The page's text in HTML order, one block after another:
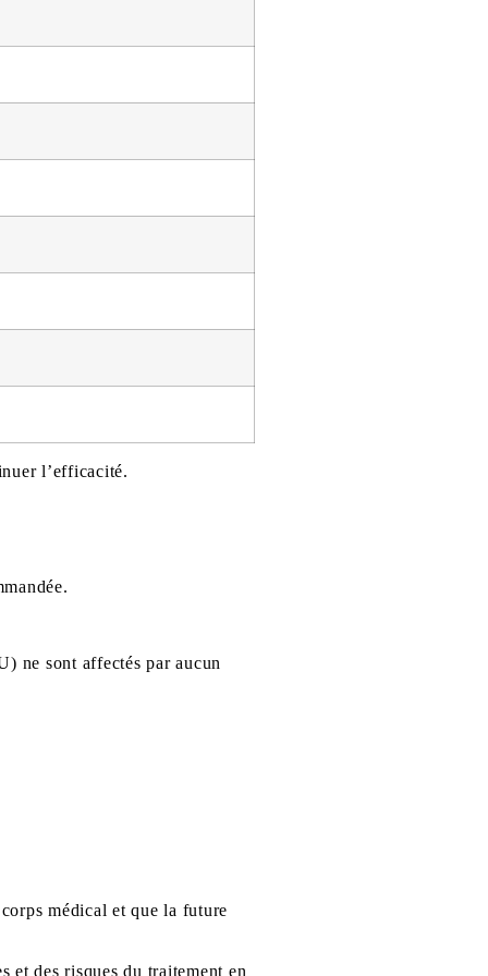
l’efficacité.
ne sont affectés par aucun
médical et que la future
et des risques du traitement en